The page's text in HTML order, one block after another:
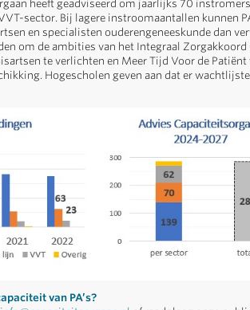
heeft geadviseerd om jaarlijks 70
sector. Bij lagere instroomaantallen kunnen
en specialisten ouderengeneeskunde dan
om de ambities van het Integraal
te verlichten en Meer Tijd Voor de Patiënt
Hogescholen geven aan dat er
van PA’s?